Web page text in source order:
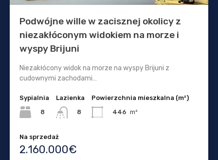
Podwójne wille w zacisznej okolicy z
niezakłóconym widokiem na morze i
wyspy Brijuni
Niezakłócony widok na morze na wyspy Brijuni z
cudownymi zachodami…
Sypialnia
8
Lazienka
8
Powierzchnia mieszkalna (m²)
446 m²
Na sprzedaż
2.160.000€